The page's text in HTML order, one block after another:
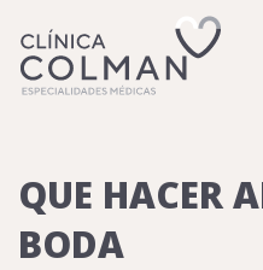
QUE HACER
BODA